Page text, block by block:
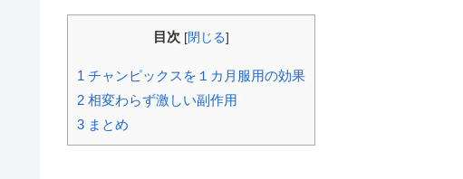
目次 [閉じる]
1 チャンピックスを１カ月服用の効果
2 相変わらず激しい副作用
3 まとめ